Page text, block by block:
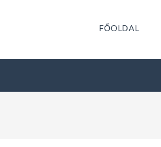
FŐOLDAL